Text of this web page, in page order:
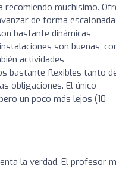
recomiendo muchísimo.
de forma
bastante dinámicas,
son buenas,
actividades
bastante flexibles tanto
obligaciones. El único
un poco más lejos (10
la verdad. El profesor